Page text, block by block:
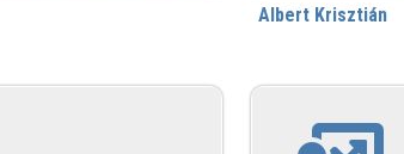
Albert Krisztián